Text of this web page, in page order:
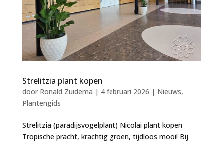
Strelitzia plant kopen
door Ronald Zuidema | 4 februari 2026 | Nieuws,
Plantengids
Strelitzia (paradijsvogelplant) Nicolai plant kopen
Tropische pracht, krachtig groen, tijdloos mooi! Bij